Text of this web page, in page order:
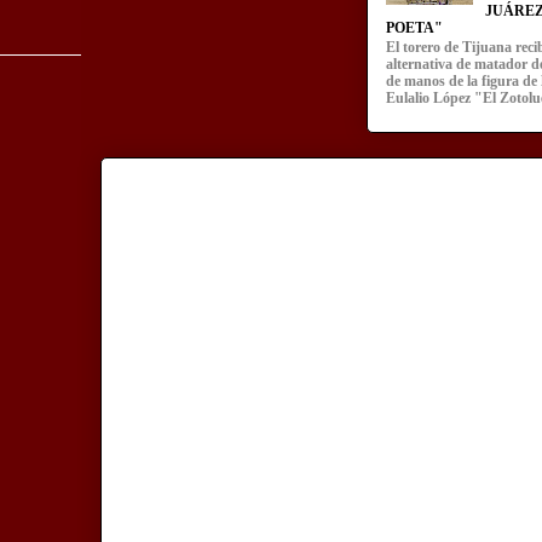
POETA"
El torero de Tijuana
alternativa de matador
de manos de la figura de
Eulalio López "El